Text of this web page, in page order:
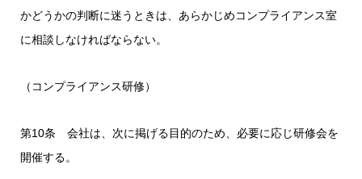
かどうかの判断に迷うときは、あらかじめコンプライアンス室
に相談しなければならない。
（コンプライアンス研修）
第10条 会社は、次に掲げる目的のため、必要に応じ研修会を
開催する。